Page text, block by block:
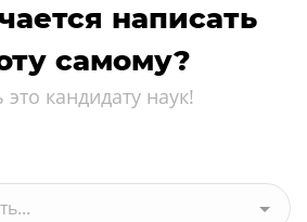
написать
самому?
кандидату наук!